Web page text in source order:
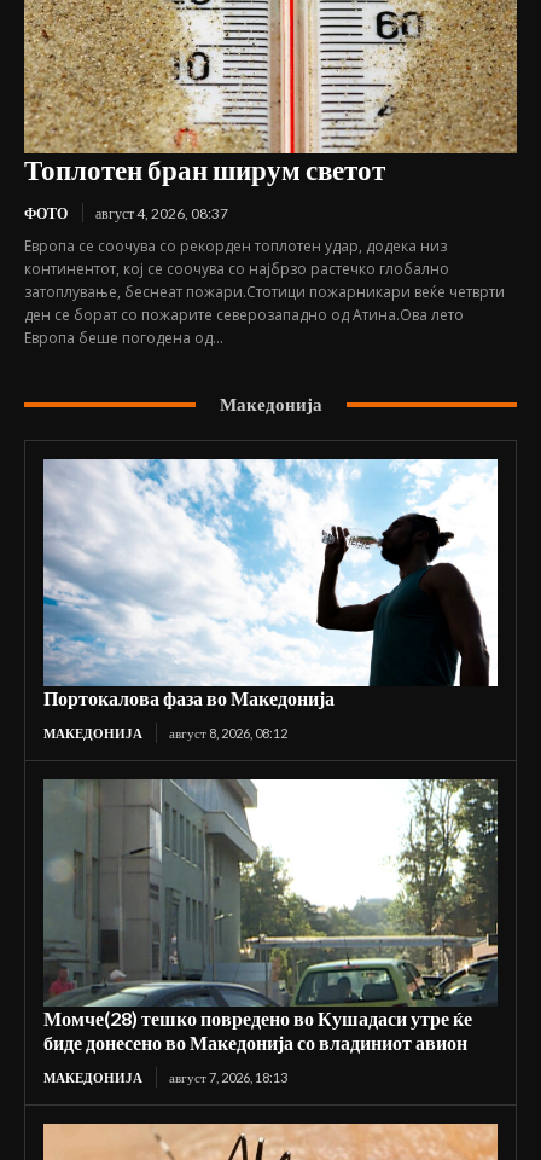
Македонија
Портокалова фаза во Македонија
МАКЕДОНИЈА август 8, 2026, 08:12
Момче(28) тешко повредено во Кушадаси утре ќе
биде донесено во Македонија со владиниот авион
МАКЕДОНИЈА август 7, 2026, 18:13
Топлотен бран ширум светот
ФОТО август 4, 2026, 08:37
Европа се соочува со рекорден топлотен удар, додека низ
континентот, кој се соочува со најбрзо растечко глобално
затоплување, беснеат пожари.Стотици пожарникари веќе четврти
ден се борат со пожарите северозападно од Атина.Ова лето
Европа беше погодена од...